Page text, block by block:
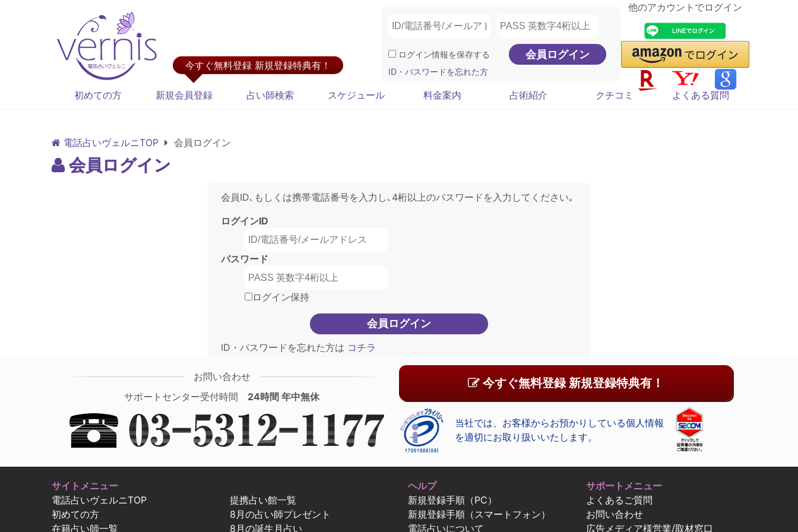
今すぐ無料登録 新規登録特典有！
ログイン情報を保存する
ID・パスワードを忘れた方
他のアカウントでログイン
初めての方 新規会員登録 占い師検索 スケジュール 料金案内 占術紹介 クチコミ よくある質問
電話占いヴェルニTOP 会員ログイン
会員ログイン
会員ID､もしくは携帯電話番号を入力し､4桁以上のパスワードを入力してください｡
ログインID
パスワード
ログイン保持
ID・パスワードを忘れた方は コチラ
お問い合わせ
サポートセンター受付時間 24時間 年中無休
今すぐ無料登録 新規登録特典有！
当社では、お客様からお預かりしている個人情報
を適切にお取り扱いいたします。
サイトメニュー
電話占いヴェルニTOP
初めての方
在籍占い師一覧
提携占い館一覧
8月の占い師プレゼント
8月の誕生月占い
ヘルプ
新規登録手順（PC）
新規登録手順（スマートフォン）
電話占いについて
サポートメニュー
よくあるご質問
お問い合わせ
広告メディア様営業/取材窓口